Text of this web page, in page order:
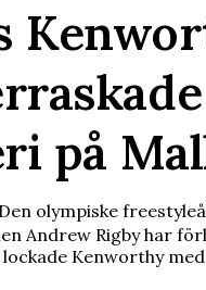
på
Den olympiske
Andrew Rigby har
Kenworthy